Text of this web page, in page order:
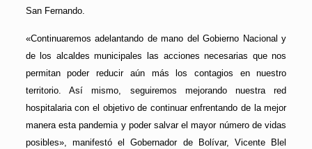
San Fernando.
«Continuaremos adelantando de mano del Gobierno Nacional y
de los alcaldes municipales las acciones necesarias que nos
permitan poder reducir aún más los contagios en nuestro
territorio. Así mismo, seguiremos mejorando nuestra red
hospitalaria con el objetivo de continuar enfrentando de la mejor
manera esta pandemia y poder salvar el mayor número de vidas
posibles», manifestó el Gobernador de Bolívar, Vicente Blel